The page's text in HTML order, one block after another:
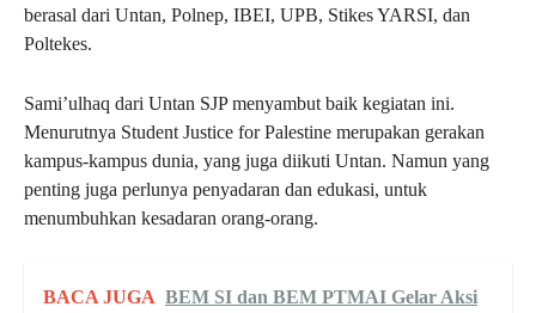
berasal dari Untan, Polnep, IBEI, UPB, Stikes YARSI, dan
Poltekes.
Sami’ulhaq dari Untan SJP menyambut baik kegiatan ini.
Menurutnya Student Justice for Palestine merupakan gerakan
kampus-kampus dunia, yang juga diikuti Untan. Namun yang
penting juga perlunya penyadaran dan edukasi, untuk
menumbuhkan kesadaran orang-orang.
BACA JUGA BEM SI dan BEM PTMAI Gelar Aksi